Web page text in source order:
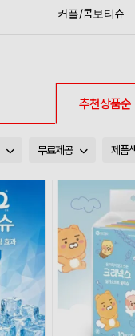
커플/콤보티슈
추천상품순
무료제공 제품